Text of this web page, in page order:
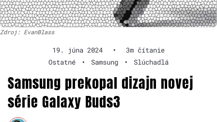
Zdroj: EvanBlass
19. júna 2024 •
3m čítanie
Ostatné
• Samsung • Slúchadlá
Samsung prekopal dizajn novej
série Galaxy Buds3